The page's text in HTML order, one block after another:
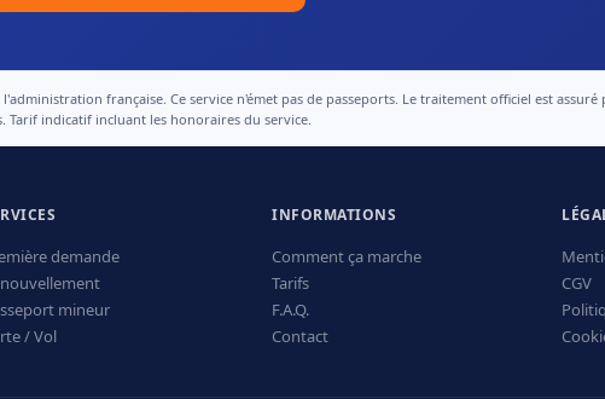
française. Ce service n'émet pas de passeports. Le traitement officiel est
Tarif indicatif incluant les honoraires du service.
demande
mineur
/ Vol
INFORMATIONS
Comment ça marche
Tarifs
F.A.Q.
Contact
CGV